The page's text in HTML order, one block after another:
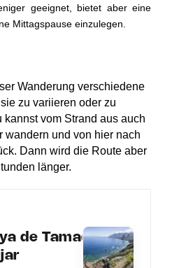
geeignet, bietet aber eine
Mittagspause einzulegen.
Wanderung verschiedene
zu variieren oder zu
kannst vom Strand aus auch
wandern und von hier nach
Dann wird die Route aber
länger.